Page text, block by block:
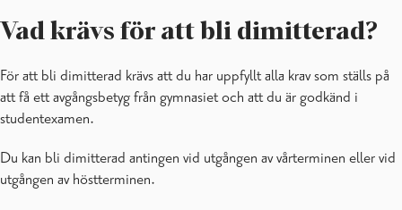
Bedömning och blanketter
Läsårsinformation, Ekenäs gymnasium
Personal vid Ekenäs gymnasium
Studentexamen
Vår skola
Vad krävs för att bli dimitterad?
För att bli dimitterad krävs att du har uppfyllt alla krav som ställs på
att få ett avgångsbetyg från gymnasiet och att du är godkänd i
studentexamen.
Du kan bli dimitterad antingen vid utgången av vårterminen eller vid
utgången av höstterminen.